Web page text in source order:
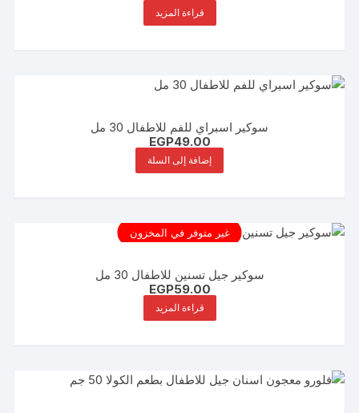
قراءة المزيد
سوكير اسبراي للفم للاطفال 30 مل
EGP49.00
إضافة إلى السلة
غير متوفر في المخزون
سوكير جيل تسنين للاطفال 30 مل
EGP59.00
قراءة المزيد